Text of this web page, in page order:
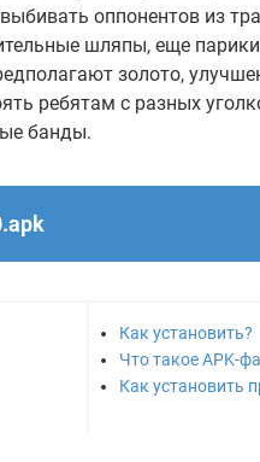
оппонентов из
шляпы, еще
золото,
ребятам с разных
банды.
Как установить?
Что такое APK-
Как установить